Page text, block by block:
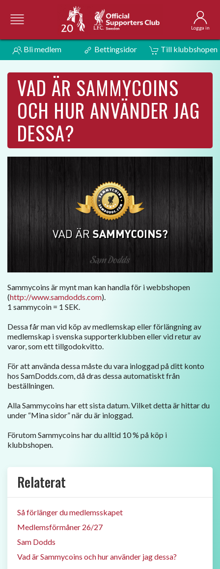
Logga in
Bli medlem Bettingsidor Till klubbshopen
VAD ÄR SAMMYCOINS
OCH HUR ANVÄNDER JAG
DESSA?
Sammycoins är mynt man kan handla för i webbshopen
(http://www.samdodds.com).
1 sammycoin = 1 SEK.
Dessa får man vid köp av medlemskap eller förlängning av
medlemskap i svenska supporterklubben eller vid retur av
varor, som ett tillgodokvitto.
För att använda dessa måste du vara inloggad på ditt konto
hos SamDodds.com, då dras dessa automatiskt från
beställningen.
Alla Sammycoins har ett sista datum. Vilket detta är hittar du
under “Mina sidor” när du är inloggad.
Förutom Sammycoins har du alltid 10 % på köp i
klubbshopen.
Relaterat
Så förlänger du medlemsskapet
Medlemsförmåner 26/27
Sam Dodds
Vad är Sammycoins och hur använder jag dessa?